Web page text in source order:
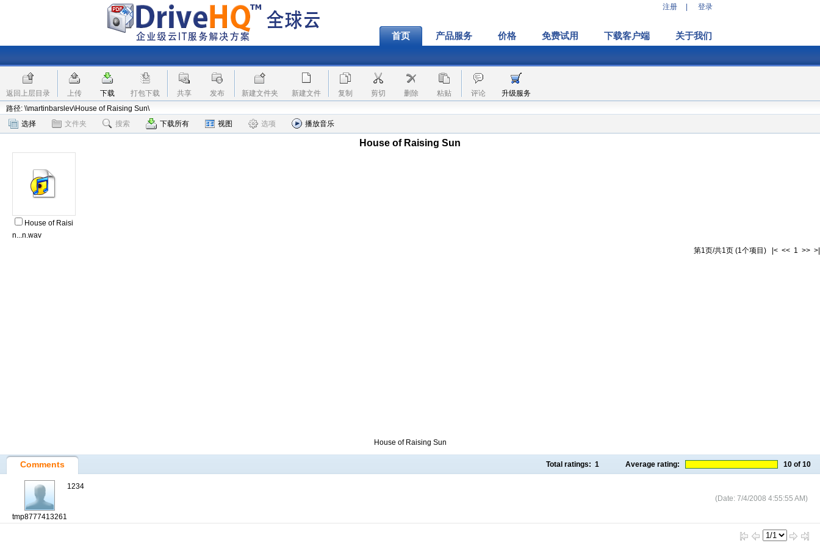
注册 登录
首页 产品服务 价格 免费试用 下载客户端 关于我们
返回上层目录 上传 下载 打包下载 共享 发布 新建文件夹 新建文件 复制 剪切 删除 粘贴 评论
升级服务
路径: \\martinbarslev\House of Raising Sun\
选择
文件夹 搜索 下载所有 视图 选项 播放音乐
House of Raising Sun
House of Raisi
n...n.wav
第1页/共1页 (1个项目) |< << 1 >> >|
House of Raising Sun
Comments Total ratings: 1 Average rating: 10 of 10
tmp8777413261
1234
(Date: 7/4/2008 4:55:55 AM)